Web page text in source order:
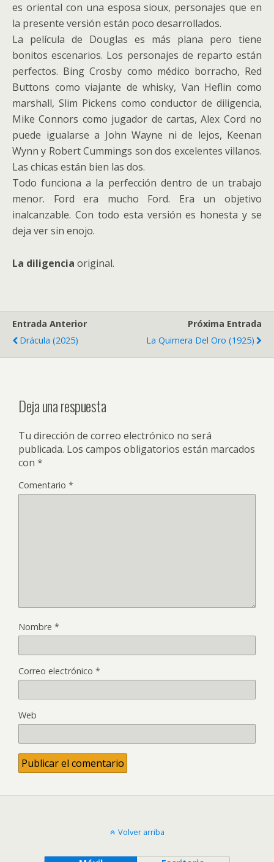
es oriental con una esposa sioux, personajes que en
la presente versión están poco desarrollados.
La película de Douglas es más plana pero tiene
bonitos escenarios. Los personajes de reparto están
perfectos. Bing Crosby como médico borracho, Red
Buttons como viajante de whisky, Van Heflin como
marshall, Slim Pickens como conductor de diligencia,
Mike Connors como jugador de cartas, Alex Cord no
puede igualarse a John Wayne ni de lejos, Keenan
Wynn y Robert Cummings son dos excelentes villanos.
Las chicas están bien las dos.
Todo funciona a la perfección dentro de un trabajo
menor. Ford era mucho Ford. Era un objetivo
inalcanzable. Con todo esta versión es honesta y se
deja ver sin enojo.
La diligencia original.
Entrada Anterior
Drácula (2025)
Próxima Entrada
La Quimera Del Oro (1925)
Deja una respuesta
Tu dirección de correo electrónico no será
publicada. Los campos obligatorios están marcados
con *
Comentario *
Nombre *
Correo electrónico *
Web
Volver arriba